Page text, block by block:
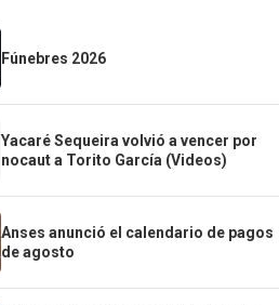
Fúnebres 2026
Yacaré Sequeira volvió a vencer por
nocaut a Torito García (Videos)
Anses anunció el calendario de pagos
de agosto